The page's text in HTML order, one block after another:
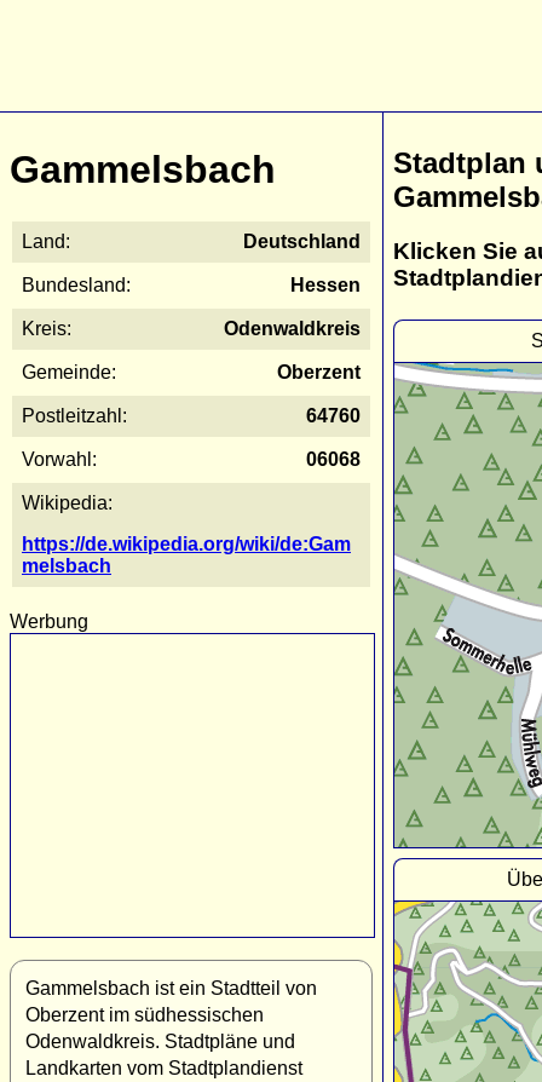
Gammelsbach
Land: Deutschland
Bundesland: Hessen
Kreis: Odenwaldkreis
Gemeinde: Oberzent
Postleitzahl: 64760
Vorwahl: 06068
Wikipedia:
https://de.wikipedia.org/wiki/de:Gam
melsbach
Werbung
Gammelsbach ist ein Stadtteil von
Oberzent im südhessischen
Odenwaldkreis. Stadtpläne und
Landkarten vom Stadtplandienst
Stadtplan
Klicken Sie